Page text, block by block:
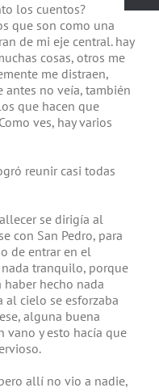
los cuentos?
que son como una
de mi eje central. hay
cosas, otros me
me distraen,
no veía, también
que hacen que
ves, hay varios
reunir casi todas
se dirigía al
con San Pedro, para
de entrar en el
tranquilo, porque
hecho nada
al cielo se esforzaba
alguna buena
vano y esto hacía que
allí no vio a nadie,